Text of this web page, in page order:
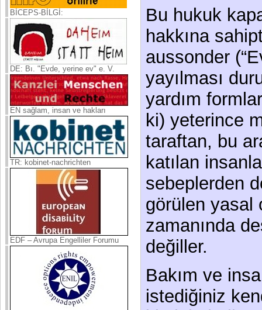
BİCEPS-BİLGİ:
DE: Bı. "Evde, yerine ev" e. V.
EN sağlam, insan ve hakları
TR: kobinet-nachrichten
EDF – Avrupa Engelliler Forumu
Bu hukuk
hakkına
aussonder
yayılması
yardım
ki) yeterince
taraftan, bu
katılan
sebeplerden
görülen yasal
zamanında
değiller.
Bakım ve
istediğiniz